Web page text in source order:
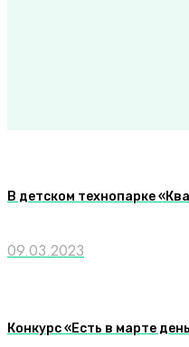
В детском технопарке
09.03.2023
Конкурс «Есть в марте